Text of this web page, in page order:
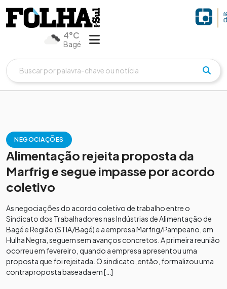
4°C
Bagé
NEGOCIAÇÕES
Alimentação rejeita proposta da
Marfrig e segue impasse por acordo
coletivo
As negociações do acordo coletivo de trabalho entre o
Sindicato dos Trabalhadores nas Indústrias de Alimentação de
Bagé e Região (STIA/Bagé) e a empresa Marfrig/Pampeano, em
Hulha Negra, seguem sem avanços concretos. A primeira reunião
ocorreu em fevereiro, quando a empresa apresentou uma
proposta que foi rejeitada. O sindicato, então, formalizou uma
contraproposta baseada em […]